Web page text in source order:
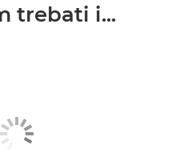
trebati i...